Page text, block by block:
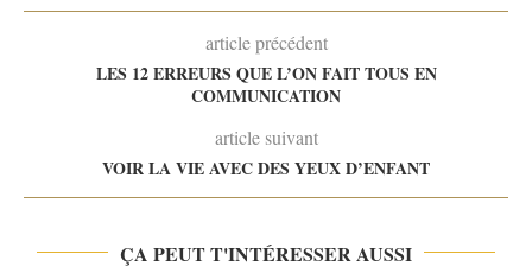
article précédent
LES 12 ERREURS QUE L’ON FAIT TOUS EN
COMMUNICATION
article suivant
VOIR LA VIE AVEC DES YEUX D’ENFANT
ÇA PEUT T'INTÉRESSER AUSSI